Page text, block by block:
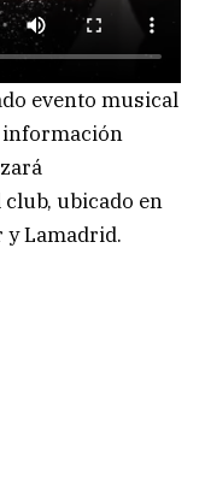
evento musical
información
ubicado en
y Lamadrid.